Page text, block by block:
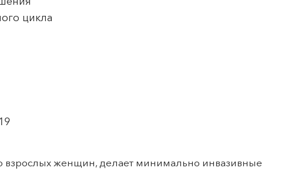
цикла
взрослых женщин, делает минимально инвазивные